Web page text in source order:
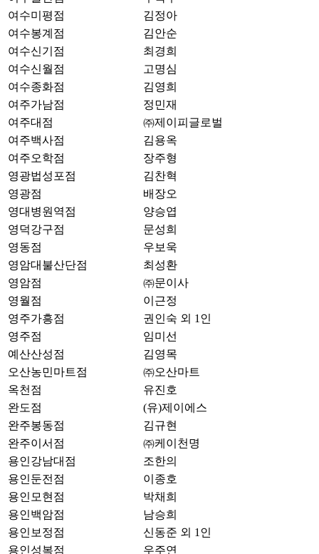
여수미평점
김정아
여수봉계점
김안순
여수신기점
최경희
여수신월점
고명심
여수종화점
김영희
여주가남점
정민재
여주대점
㈜제이피글로벌
여주백사점
김용옥
여주오학점
장주형
영광법성포점
김찬혁
영광점
배장오
영대병원역점
양승엽
영덕강구점
문성희
영동점
우보욱
영암대불산단점
최성환
영암점
㈜문이사
영월점
이근정
영주가흥점
권인숙 외 1인
영주점
임미선
예산산성점
김영목
오산농민마트점
㈜오산마트
옥천점
유진호
완도점
(유)제이에스
완주봉동점
김규현
완주이서점
㈜케이천명
용인강남대점
조한의
용인둔전점
이종호
용인모현점
박채희
용인백암점
남승희
용인보정점
신동준 외 1인
용인성복점
우주연